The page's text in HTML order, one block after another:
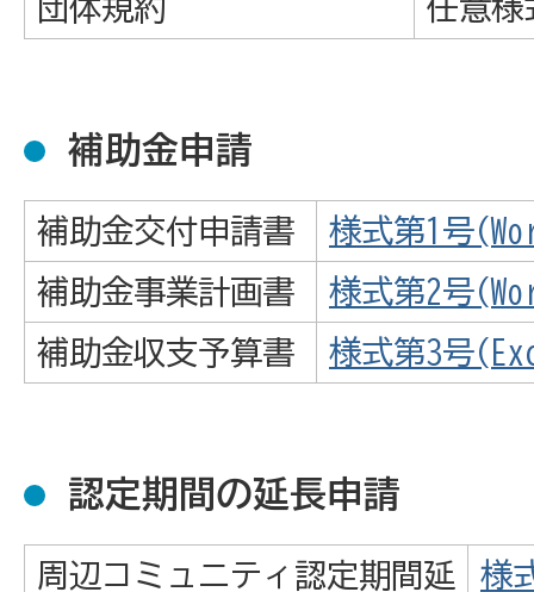
団体規約
任意様
補助金申請
補助金交付申請書
様式第1号
補助金事業計画書
様式第2号
補助金収支予算書
様式第3号
認定期間の延長申請
周辺コミュニティ認定期間延
様